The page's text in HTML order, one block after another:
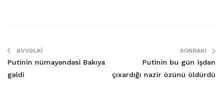
ƏVVƏLKI
Putinin nümayəndəsi Bakıya
gəldi
SONRAKI
Putinin bu gün işdən
çıxardığı nazir özünü öldürdü